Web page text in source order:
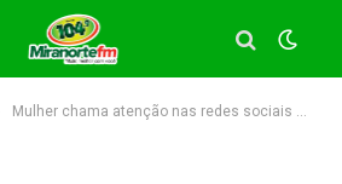
Mulher chama atenção nas redes sociais ao encarar serviço pesado em borracharia no TO; VÍDEO